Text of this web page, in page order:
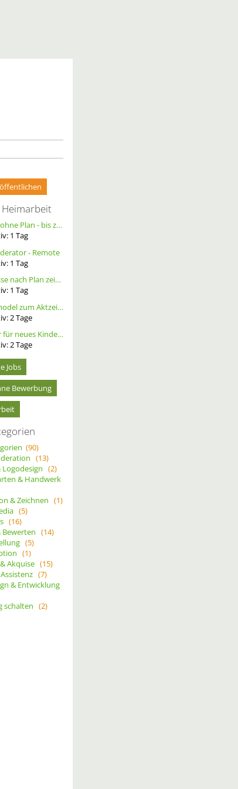
Heimarbeit
Chatten ohne Plan - bis zu 20 Ct. pro Out – ortsunabhängig - wöchentliche Auszahlung
1 Tag
- Remote
1 Tag
Grundrisse nach Plan zeichnen
1 Tag
Freizeitmodel zum Aktzeichnen/- Fotografie gesucht, tfp
2Tage
Testleser für neues Kinderbuch gesucht
2Tage
Jobs
Bewerbung
(90)
(13)
Logodesign (2)
& Handwerk
& Zeichnen (1)
(5)
(16)
Bewerten (14)
(5)
(1)
Akquise (15)
(7)
& Entwicklung
schalten (2)